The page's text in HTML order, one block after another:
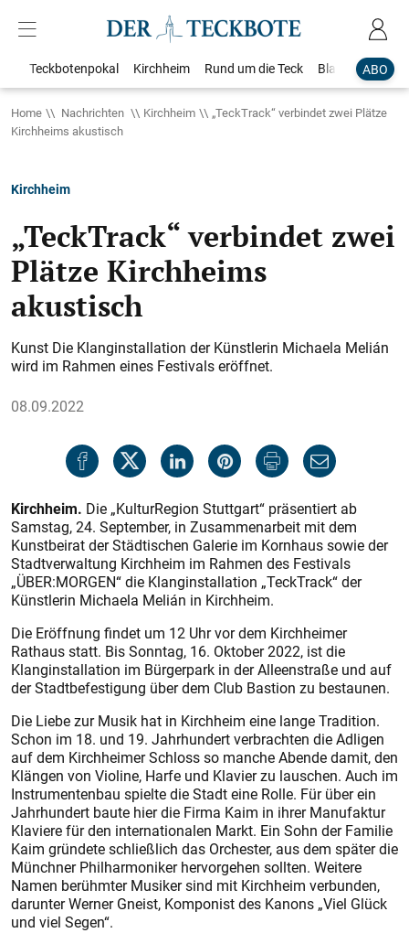
ABO
Teckbotenpokal Kirchheim Rund um die Teck Blaulicht
Home Nachrichten Kirchheim
„TeckTrack“ verbindet zwei Plätze
Kirchheims akustisch
Kirchheim
„TeckTrack“ verbindet zwei
Plätze Kirchheims
akustisch
Kunst Die Klanginstallation der Künstlerin Michaela Melián
wird im Rahmen eines Festivals eröffnet.
08.09.2022
Kirchheim. Die „KulturRegion Stuttgart“ präsentiert ab
Samstag, 24. September, in Zusammenarbeit mit dem
Kunstbeirat der Städtischen Galerie im Kornhaus sowie der
Stadtverwaltung Kirchheim im Rahmen des Festivals
„ÜBER:MORGEN“ die Klanginstallation „TeckTrack“ der
Künstlerin Michaela Melián in Kirchheim.
Die Eröffnung findet um 12 Uhr vor dem Kirchheimer
Rathaus statt. Bis Sonntag, 16. Oktober 2022, ist die
Klanginstallation im Bürgerpark in der Alleenstraße und auf
der Stadtbefestigung über dem Club Bastion zu bestaunen.
Die Liebe zur Musik hat in Kirchheim eine lange Tradition.
Schon im 18. und 19. Jahrhundert verbrachten die Adligen
auf dem Kirchheimer Schloss so manche Abende damit, den
Klängen von Violine, Harfe und Klavier zu lauschen. Auch im
Instrumentenbau spielte die Stadt eine Rolle. Für über ein
Jahrhundert baute hier die Firma Kaim in ihrer Manufaktur
Klaviere für den internationalen Markt. Ein Sohn der Familie
Kaim gründete schließlich das Orchester, aus dem später die
Münchner Philharmoniker hervorgehen sollten. Weitere
Namen berühmter Musiker sind mit Kirchheim verbunden,
darunter Werner Gneist, Komponist des Kanons „Viel Glück
und viel Segen“.